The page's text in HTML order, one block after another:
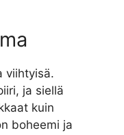
viihtyisä.
ja siellä
kuin
boheemi ja